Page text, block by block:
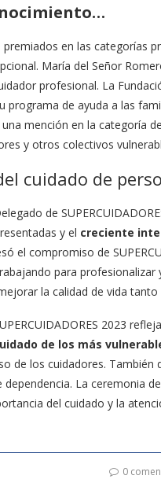
premiados en las categorías
María del Señor
profesional. La
programa de ayuda a las
una mención en la categoría
y otros colectivos
cuidado de
de
y el creciente
el compromiso de
para
la calidad de vida
2023
de los más
de los cuidadores. También
dependencia. La ceremonia
del cuidado y la
0